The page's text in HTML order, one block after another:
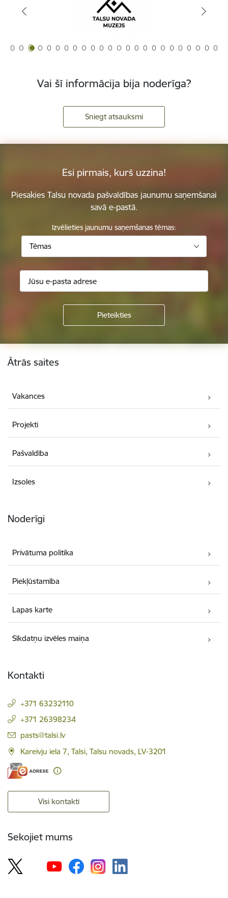
Vai šī informācija bija noderīga?
Sniegt atsauksmi
Esi pirmais, kurš uzzina!
Piesakies Talsu novada pašvaldības jaunumu saņemšanai
savā e-pastā.
Izvēlieties jaunumu saņemšanas tēmas:
Tēmas
Kājene
Ātrās saites
Vakances
Projekti
Pašvaldība
Izsoles
Noderīgi
Privātuma politika
Piekļūstamība
Lapas karte
Sīkdatņu izvēles maiņa
Kontakti
+371 63232110
+371 26398234
E-pasts:
pasts@talsi.lv
Kareivju iela 7, Talsi, Talsu novads, LV-3201
Visi kontakti
Sekojiet mums